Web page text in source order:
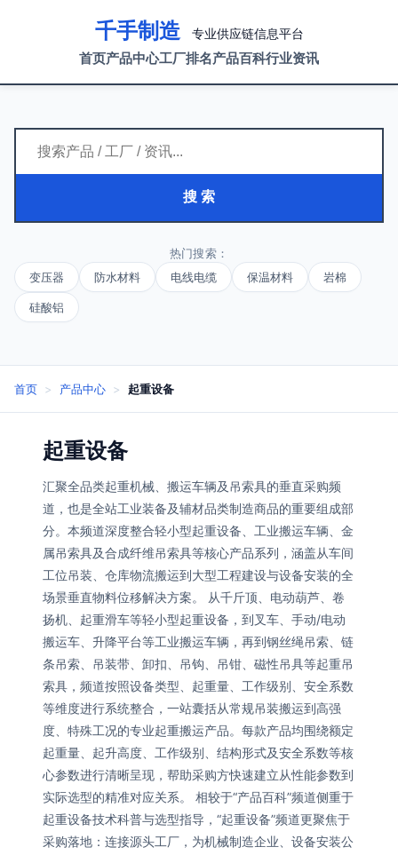
千手制造 专业供应链信息平台
首页产品中心工厂排名产品百科行业资讯
搜 索
热门搜索：
变压器
防水材料 电线电缆 保温材料 岩棉
硅酸铝
首页 > 产品中心 > 起重设备
起重设备
汇聚全品类起重机械、搬运车辆及吊索具的垂直采购频
道，也是全站工业装备及辅材品类制造商品的重要组成部
分。本频道深度整合轻小型起重设备、工业搬运车辆、金
属吊索具及合成纤维吊索具等核心产品系列，涵盖从车间
工位吊装、仓库物流搬运到大型工程建设与设备安装的全
场景垂直物料位移解决方案。 从千斤顶、电动葫芦、卷
扬机、起重滑车等轻小型起重设备，到叉车、手动/电动
搬运车、升降平台等工业搬运车辆，再到钢丝绳吊索、链
条吊索、吊装带、卸扣、吊钩、吊钳、磁性吊具等起重吊
索具，频道按照设备类型、起重量、工作级别、安全系数
等维度进行系统整合，一站囊括从常规吊装搬运到高强
度、特殊工况的专业起重搬运产品。每款产品均围绕额定
起重量、起升高度、工作级别、结构形式及安全系数等核
心参数进行清晰呈现，帮助采购方快速建立从性能参数到
实际选型的精准对应关系。 相较于“产品百科”频道侧重于
起重设备技术科普与选型指导，“起重设备”频道更聚焦于
采购落地：连接源头工厂，为机械制造企业、设备安装公